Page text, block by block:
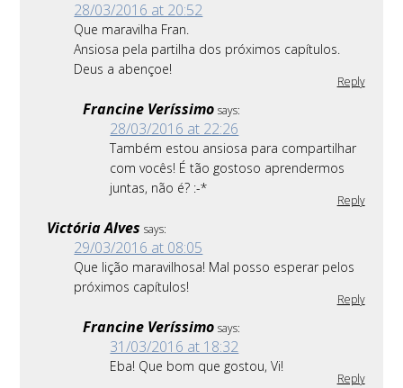
28/03/2016 at 20:52
Que maravilha Fran.
Ansiosa pela partilha dos próximos capítulos.
Deus a abençoe!
Reply
Francine Veríssimo says:
28/03/2016 at 22:26
Também estou ansiosa para compartilhar
com vocês! É tão gostoso aprendermos
juntas, não é? :-*
Reply
Victória Alves says:
29/03/2016 at 08:05
Que lição maravilhosa! Mal posso esperar pelos
próximos capítulos!
Reply
Francine Veríssimo says:
31/03/2016 at 18:32
Eba! Que bom que gostou, Vi!
Reply